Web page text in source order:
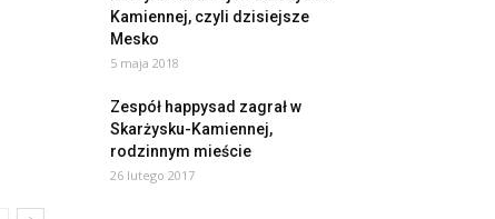
Kamiennej, czyli dzisiejsze
Mesko
5 maja 2018
Zespół happysad zagrał w
Skarżysku-Kamiennej,
rodzinnym mieście
26 lutego 2017